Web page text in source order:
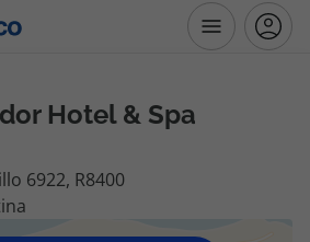
Hotel & Spa
6922, R8400